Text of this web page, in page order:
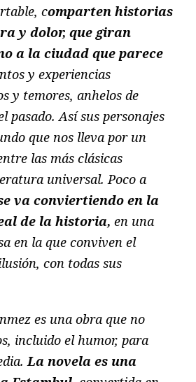
comparten historias
y dolor, que giran
a la ciudad que parece
y experiencias
y temores, anhelos de
pasado. Así sus personajes
que nos lleva por un
las más clásicas
universal. Poco a
va conviertiendo en la
de la historia, en una
en la que conviven el
con todas sus
es una obra que no
incluido el humor, para
La novela es una